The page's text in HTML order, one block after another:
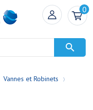
0

Vannes et Robinets